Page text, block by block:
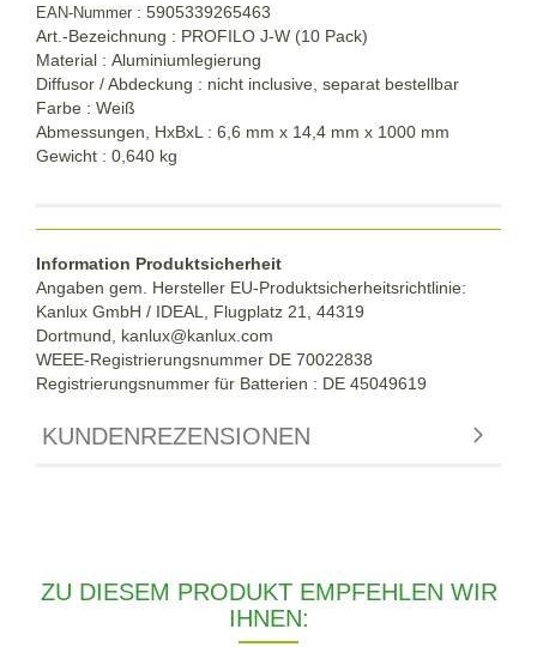
EAN-Nummer : 5905339265463
Art.-Bezeichnung : PROFILO J-W (10 Pack)
Material : Aluminiumlegierung
Diffusor / Abdeckung : nicht inclusive, separat bestellbar
Farbe : Weiß
Abmessungen, HxBxL : 6,6 mm x 14,4 mm x 1000 mm
Gewicht : 0,640 kg
Information Produktsicherheit
Angaben gem. Hersteller EU-Produktsicherheitsrichtlinie:
Kanlux GmbH / IDEAL, Flugplatz 21, 44319
Dortmund, kanlux@kanlux.com
WEEE-Registrierungsnummer DE 70022838
Registrierungsnummer für Batterien : DE 45049619
KUNDENREZENSIONEN
ZU DIESEM PRODUKT EMPFEHLEN WIR
IHNEN: